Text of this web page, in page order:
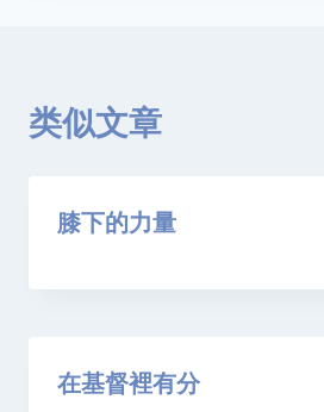
类似文章
膝下的力量
在基督裡有分